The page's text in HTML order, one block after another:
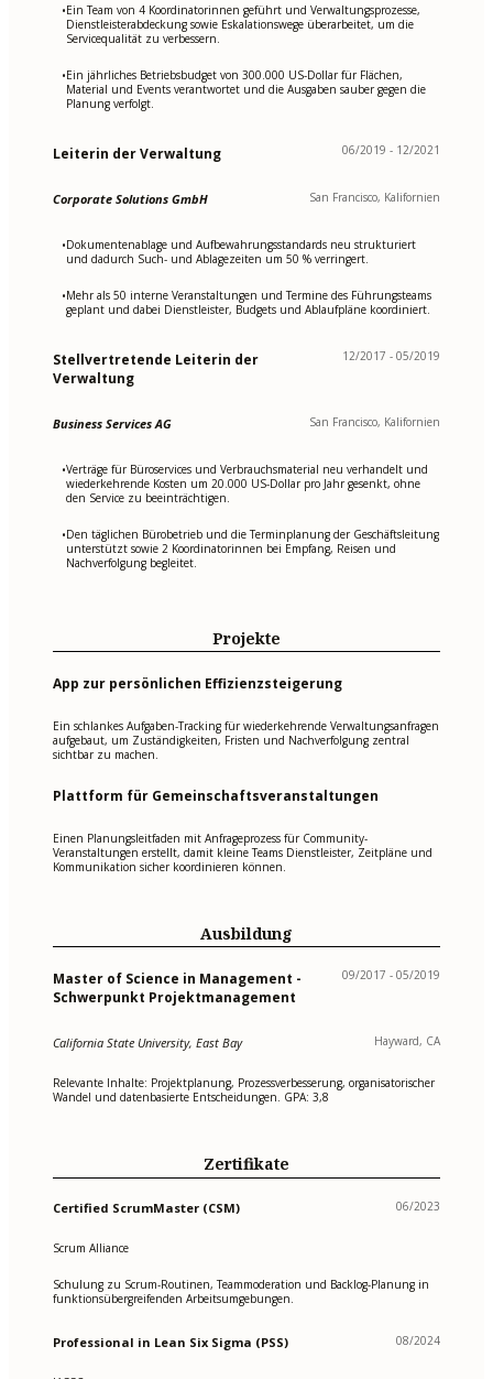
•Ein Team von 4 Koordinatorinnen geführt und Verwaltungsprozesse,
Dienstleisterabdeckung sowie Eskalationswege überarbeitet, um die
Servicequalität zu verbessern.
•Ein jährliches Betriebsbudget von 300.000 US-Dollar für Flächen,
Material und Events verantwortet und die Ausgaben sauber gegen die
Planung verfolgt.
Leiterin der Verwaltung 06/2019 - 12/2021
Corporate Solutions GmbH San Francisco, Kalifornien
•Dokumentenablage und Aufbewahrungsstandards neu strukturiert
und dadurch Such- und Ablagezeiten um 50 % verringert.
•Mehr als 50 interne Veranstaltungen und Termine des Führungsteams
geplant und dabei Dienstleister, Budgets und Ablaufpläne koordiniert.
Stellvertretende Leiterin der
Verwaltung
12/2017 - 05/2019
Business Services AG San Francisco, Kalifornien
•Verträge für Büroservices und Verbrauchsmaterial neu verhandelt und
wiederkehrende Kosten um 20.000 US-Dollar pro Jahr gesenkt, ohne
den Service zu beeinträchtigen.
•Den täglichen Bürobetrieb und die Terminplanung der Geschäftsleitung
unterstützt sowie 2 Koordinatorinnen bei Empfang, Reisen und
Nachverfolgung begleitet.
Projekte
App zur persönlichen Effizienzsteigerung
Ein schlankes Aufgaben-Tracking für wiederkehrende Verwaltungsanfragen
aufgebaut, um Zuständigkeiten, Fristen und Nachverfolgung zentral
sichtbar zu machen.
Plattform für Gemeinschaftsveranstaltungen
Einen Planungsleitfaden mit Anfrageprozess für Community-
Veranstaltungen erstellt, damit kleine Teams Dienstleister, Zeitpläne und
Kommunikation sicher koordinieren können.
Ausbildung
Master of Science in Management -
Schwerpunkt Projektmanagement
09/2017 - 05/2019
California State University, East Bay Hayward, CA
Relevante Inhalte: Projektplanung, Prozessverbesserung, organisatorischer
Wandel und datenbasierte Entscheidungen. GPA: 3,8
Zertifikate
Certified ScrumMaster (CSM) 06/2023
Scrum Alliance
Schulung zu Scrum-Routinen, Teammoderation und Backlog-Planung in
funktionsübergreifenden Arbeitsumgebungen.
Professional in Lean Six Sigma (PSS) 08/2024